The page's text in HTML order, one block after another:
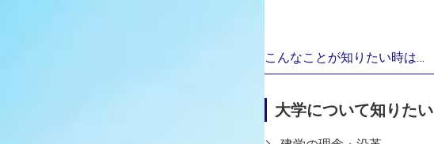
こんなことが知りたい時は…
大学について知りたい